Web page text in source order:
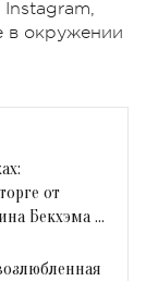
Instagram,
в окружении
от
Бекхэма с